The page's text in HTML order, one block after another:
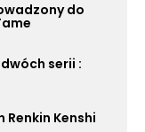
do
serii :
Kenshi